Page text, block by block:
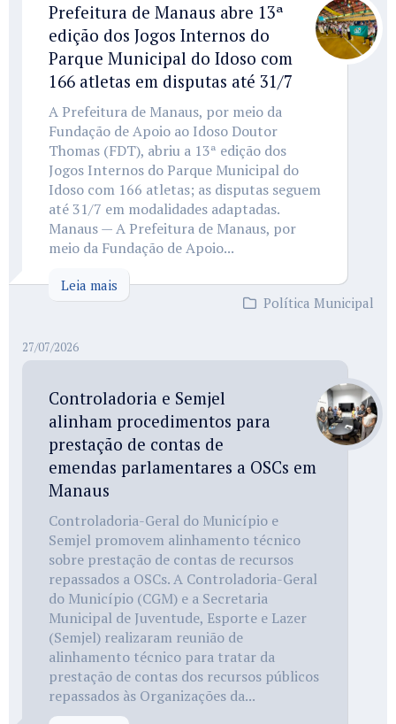
Prefeitura de Manaus abre 13ª
edição dos Jogos Internos do
Parque Municipal do Idoso com
166 atletas em disputas até 31/7
A Prefeitura de Manaus, por meio da
Fundação de Apoio ao Idoso Doutor
Thomas (FDT), abriu a 13ª edição dos
Jogos Internos do Parque Municipal do
Idoso com 166 atletas; as disputas seguem
até 31/7 em modalidades adaptadas.
Manaus — A Prefeitura de Manaus, por
meio da Fundação de Apoio...
Leia mais
Política Municipal
27/07/2026
Controladoria e Semjel
alinham procedimentos para
prestação de contas de
emendas parlamentares a OSCs em
Manaus
Controladoria-Geral do Município e
Semjel promovem alinhamento técnico
sobre prestação de contas de recursos
repassados a OSCs. A Controladoria-Geral
do Município (CGM) e a Secretaria
Municipal de Juventude, Esporte e Lazer
(Semjel) realizaram reunião de
alinhamento técnico para tratar da
prestação de contas dos recursos públicos
repassados às Organizações da...